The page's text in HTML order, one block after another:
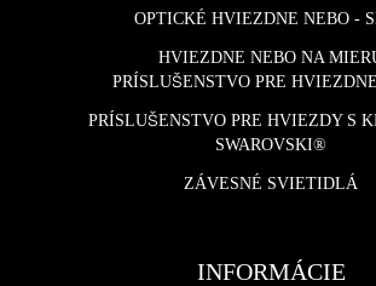
OPTICKÉ HVIEZDNE NEBO -
HVIEZDNE NEBO NA
PRÍSLUŠENSTVO PRE
PRÍSLUŠENSTVO PRE HVIEZDY S
SWAROVSKI®
ZÁVESNÉ SVIETIDLÁ
INFORMÁCIE